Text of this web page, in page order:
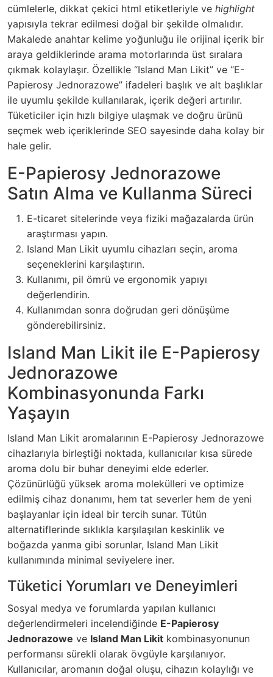
cümlelerle, dikkat çekici html etiketleriyle ve highlight
yapısıyla tekrar edilmesi doğal bir şekilde olmalıdır.
Makalede anahtar kelime yoğunluğu ile orijinal içerik bir
araya geldiklerinde arama motorlarında üst sıralara
çıkmak kolaylaşır. Özellikle “Island Man Likit” ve “E-
Papierosy Jednorazowe” ifadeleri başlık ve alt başlıklar
ile uyumlu şekilde kullanılarak, içerik değeri artırılır.
Tüketiciler için hızlı bilgiye ulaşmak ve doğru ürünü
seçmek web içeriklerinde SEO sayesinde daha kolay bir
hale gelir.
E-Papierosy Jednorazowe
Satın Alma ve Kullanma Süreci
E-ticaret sitelerinde veya fiziki mağazalarda ürün
araştırması yapın.
Island Man Likit uyumlu cihazları seçin, aroma
seçeneklerini karşılaştırın.
Kullanımı, pil ömrü ve ergonomik yapıyı
değerlendirin.
Kullanımdan sonra doğrudan geri dönüşüme
gönderebilirsiniz.
Island Man Likit ile E-Papierosy
Jednorazowe
Kombinasyonunda Farkı
Yaşayın
Island Man Likit aromalarının E-Papierosy Jednorazowe
cihazlarıyla birleştiği noktada, kullanıcılar kısa sürede
aroma dolu bir buhar deneyimi elde ederler.
Çözünürlüğü yüksek aroma molekülleri ve optimize
edilmiş cihaz donanımı, hem tat severler hem de yeni
başlayanlar için ideal bir tercih sunar. Tütün
alternatiflerinde sıklıkla karşılaşılan keskinlik ve
boğazda yanma gibi sorunlar, Island Man Likit
kullanımında minimal seviyelere iner.
Tüketici Yorumları ve Deneyimleri
Sosyal medya ve forumlarda yapılan kullanıcı
değerlendirmeleri incelendiğinde E-Papierosy
Jednorazowe ve Island Man Likit kombinasyonunun
performansı sürekli olarak övgüyle karşılanıyor.
Kullanıcılar, aromanın doğal oluşu, cihazın kolaylığı ve